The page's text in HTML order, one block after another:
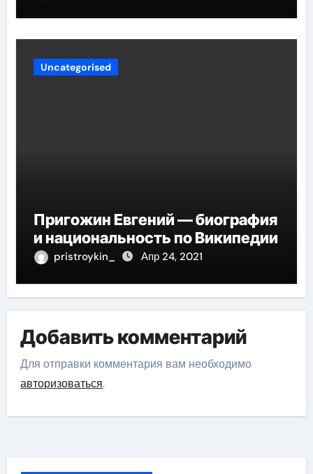
Uncategorised
Пригожин Евгений — биография
и национальность по Википедии
pristroykin_ Апр 24, 2021
Добавить комментарий
Для отправки комментария вам необходимо
авторизоваться.